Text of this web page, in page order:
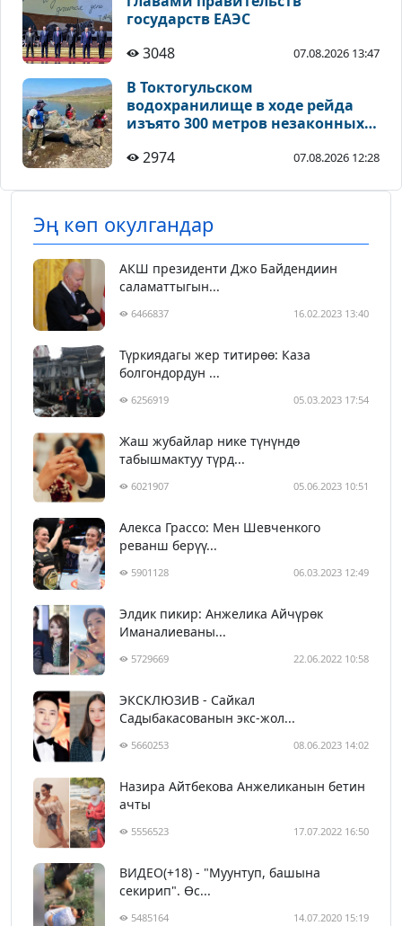
государств ЕАЭС
3048
07.08.2026 13:47
В Токтогульском
водохранилище в ходе рейда
изъято 300 метров незаконных
2974
07.08.2026 12:28
Эң көп окулгандар
АКШ президенти Джо Байдендиин
саламаттыгын...
6466837 16.02.2023 13:40
Түркиядагы жер титирөө: Каза
болгондордун ...
6256919 05.03.2023 17:54
Жаш жубайлар нике түнүндө
табышмактуу түрд...
6021907 05.06.2023 10:51
Алекса Грассо: Мен Шевченкого
реванш берүү...
5901128 06.03.2023 12:49
Элдик пикир: Анжелика Айчүрөк
Иманалиеваны...
5729669 22.06.2022 10:58
ЭКСКЛЮЗИВ - Сайкал
Садыбакасованын экс-жол...
5660253 08.06.2023 14:02
Назира Айтбекова Анжеликанын бетин
ачты
5556523 17.07.2022 16:50
ВИДЕО(+18) - "Муунтуп, башына
секирип". Өс...
5485164 14.07.2020 15:19